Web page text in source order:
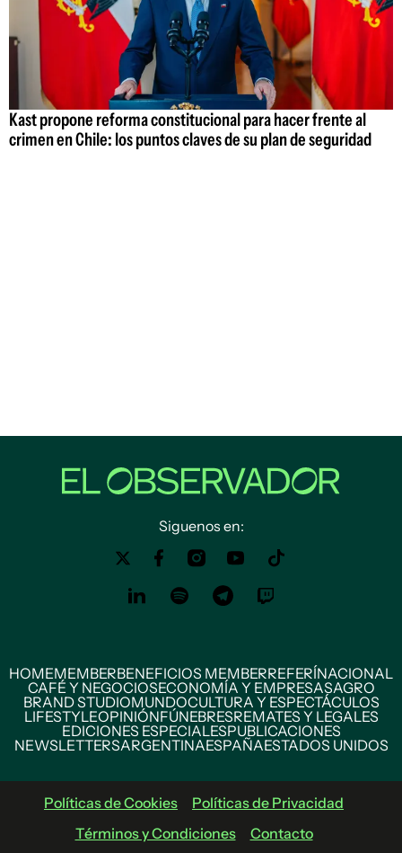
Kast propone reforma constitucional para hacer frente al
crimen en Chile: los puntos claves de su plan de seguridad
Siguenos en:
HOMEMEMBERBENEFICIOS MEMBERREFERÍNACIONAL
CAFÉ Y NEGOCIOSECONOMÍA Y EMPRESASAGRO
BRAND STUDIOMUNDOCULTURA Y ESPECTÁCULOS
LIFESTYLEOPINIÓNFÚNEBRESREMATES Y LEGALES
EDICIONES ESPECIALESPUBLICACIONES
NEWSLETTERSARGENTINAESPAÑAESTADOS UNIDOS
Políticas de Cookies
Políticas de Privacidad
Términos y Condiciones
Contacto